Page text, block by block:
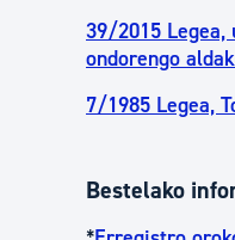
39/2015
ondorengo
7/1985 Legea,
Bestelako